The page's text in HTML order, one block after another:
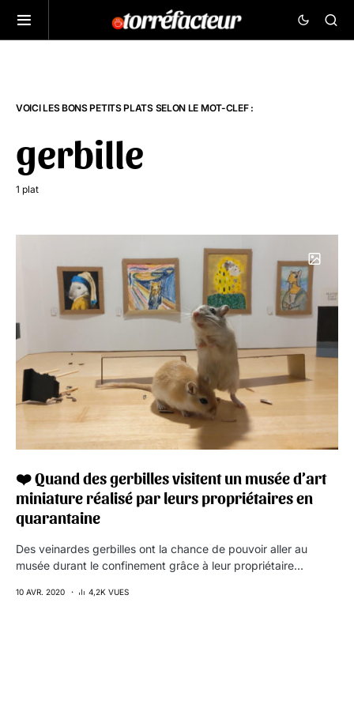
VOICI LES BONS PETITS PLATS SELON LE MOT-CLEF :
gerbille
1 plat
❤️ Quand des gerbilles visitent un musée d’art
miniature réalisé par leurs propriétaires en
quarantaine
Des veinardes gerbilles ont la chance de pouvoir aller au
musée durant le confinement grâce à leur propriétaire…
10 AVR. 2020 4,2K VUES